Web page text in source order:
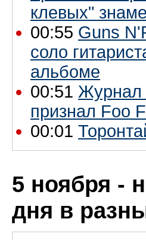
клевых"
00:55 Guns
соло
альбоме
00:51 Журнал
признал Foo
00:01
5 ноября -
дня в